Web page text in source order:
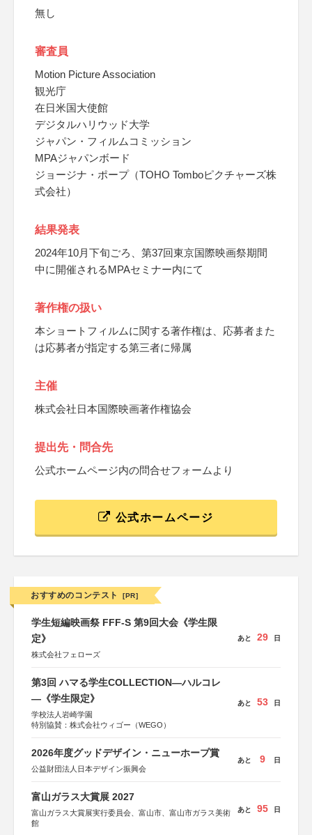
無し
審査員
Motion Picture Association
観光庁
在日米国大使館
デジタルハリウッド大学
ジャパン・フィルムコミッション
MPAジャパンボード
ジョージナ・ポープ（TOHO Tomboピクチャーズ株
式会社）
結果発表
2024年10月下旬ごろ、第37回東京国際映画祭期間
中に開催されるMPAセミナー内にて
著作権の扱い
本ショートフィルムに関する著作権は、応募者また
は応募者が指定する第三者に帰属
主催
株式会社日本国際映画著作権協会
提出先・問合先
公式ホームページ内の問合せフォームより
公式ホームページ
おすすめのコンテスト [PR]
学生短編映画祭 FFF-S 第9回大会《学生限
定》
株式会社フェローズ
あと 29 日
第3回 ハマる学生COLLECTION―ハルコレ
―《学生限定》
学校法人岩崎学園
特別協賛：株式会社ウィゴー（WEGO）
あと 53 日
2026年度グッドデザイン・ニューホープ賞
公益財団法人日本デザイン振興会
あと 9 日
富山ガラス大賞展 2027
富山ガラス大賞展実行委員会、富山市、富山市ガラス美術
館
あと 95 日